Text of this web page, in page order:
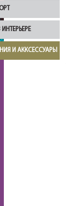
И АККСЕССУАРЫ